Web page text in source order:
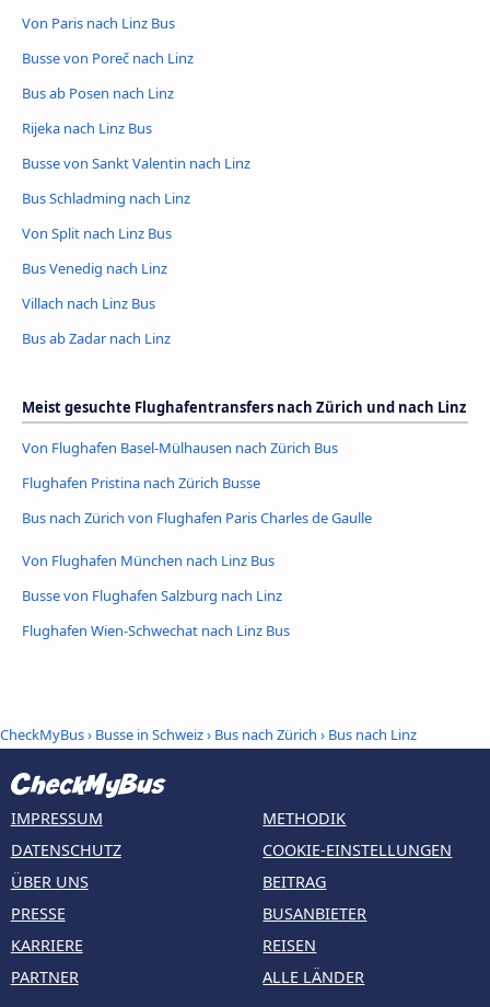
Von Paris nach Linz Bus
Busse von Poreč nach Linz
Bus ab Posen nach Linz
Rijeka nach Linz Bus
Busse von Sankt Valentin nach Linz
Bus Schladming nach Linz
Von Split nach Linz Bus
Bus Venedig nach Linz
Villach nach Linz Bus
Bus ab Zadar nach Linz
Meist gesuchte Flughafentransfers nach Zürich und nach Linz
Von Flughafen Basel-Mülhausen nach Zürich Bus
Flughafen Pristina nach Zürich Busse
Bus nach Zürich von Flughafen Paris Charles de Gaulle
Von Flughafen München nach Linz Bus
Busse von Flughafen Salzburg nach Linz
Flughafen Wien-Schwechat nach Linz Bus
CheckMyBus› Busse in Schweiz› Bus nach Zürich › Bus nach Linz
IMPRESSUM
DATENSCHUTZ
ÜBER UNS
PRESSE
KARRIERE
PARTNER
METHODIK
COOKIE-EINSTELLUNGEN
BEITRAG
BUSANBIETER
REISEN
ALLE LÄNDER